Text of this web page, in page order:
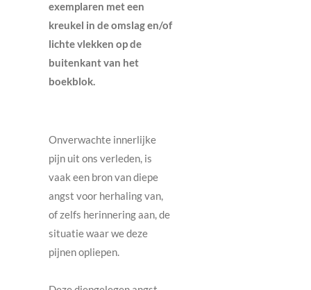
exemplaren met een
kreukel in de omslag en/of
lichte vlekken op de
buitenkant van het
boekblok.
Onverwachte innerlijke
pijn uit ons verleden, is
vaak een bron van diepe
angst voor herhaling van,
of zelfs herinnering aan, de
situatie waar we deze
pijnen opliepen.